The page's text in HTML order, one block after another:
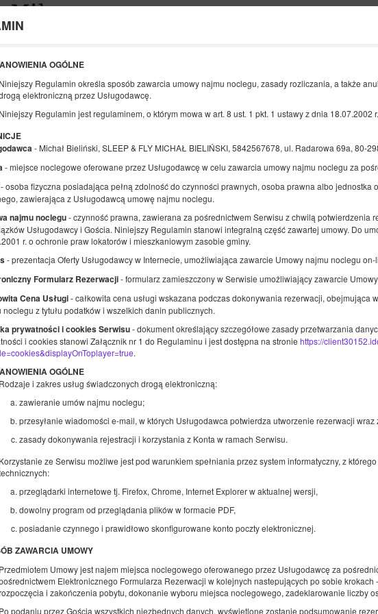
OGÓLNE
Niniejszy Regulamin określa sposób zawarcia umowy najmu noclegu, zasady rozliczania, a także
elektroniczną przez Usługodawcę.
Niniejszy Regulamin jest regulaminem, o którym mowa w art. 8 ust. 1 pkt. 1 ustawy z dnia 18.07.2002
- Michał Bieliński, SLEEP & FLY MICHAŁ BIELIŃSKI, 5842567678, ul. Radarowa 69a, 80-
- miejsce noclegowe oferowane przez Usługodawcę w celu zawarcia umowy najmu noclegu za
- osoba fizyczna posiadająca pełną zdolność do czynności prawnych, osoba prawna albo jednostka
zawierająca z Usługodawcą umowę najmu noclegu.
najmu noclegu- czynność prawna, zawierana za pośrednictwem Serwisu z chwilą potwierdzenia
Usługodawcy i Gościa. Niniejszy Regulamin stanowi integralną część zawartej umowy. Do
r. o ochronie praw lokatorów i mieszkaniowym zasobie gminy.
- prezentacja Oferty Usługodawcy w Internecie, umożliwiająca zawarcie Umowy najmu noclegu on-
Formularz Rezerwacji- formularz zamieszczony w Serwisie umożliwiający zawarcie
Cena Usługi- całkowita cena usługi wskazana podczas dokonywania rezerwacji,
noclegu z tytułu podatków i wszelkich danin publicznych.
prywatności i cookies Serwisu- dokument określający szczegółowe zasady przetwarzania
i cookies stanowi Załącznik nr 1 do Regulaminu i jest dostępna na stronie https://
.
OGÓLNE
Rodzaje i zakres usług świadczonych drogą elektroniczną:
zawieranie umów najmu noclegu;
przesyłanie wiadomości e-mail, w których Usługodawca potwierdza utworzenie rezerwacji
zasady dokonywania rejestracji i korzystania z Konta w ramach Serwisu.
Korzystanie ze Serwisu możliwe jest pod warunkiem spełniania przez system informatyczny, z
przeglądarki internetowe tj. Firefox, Chrome, Internet Explorer w aktualnej wersji,
dowolny program od przeglądania plików w formacie PDF,
posiadanie czynnego i prawidłowo skonfigurowane konto poczty elektronicznej.
ZAWARCIA UMOWY
Przedmiotem Umowy jest najem miejsca noclegowego oferowanego przez Usługodawcę za
Elektronicznego Formularza Rezerwacji w kolejnych nastepujących po sobie krokach
i zakończenia pobytu, dokonanie wyboru miejsca noclegowego, zadeklarowanie liczby
Po podaniu przez Gościa wszystkich niezbędnych danych, wyświetlone zostanie podsumowanie
11
SIERPNIA
2
Wybierz ofertę Doprecyzuj rezerwację Potwierdź
Dostępna liczba: 1
2 osoby
pow. 12,00 m
1 łóżko podwójne (Double)
Udostępnij
1 łóżko podwójne (Double), 2 łóżka pojedyncze
gościa
Śniadanie
Udostępnij
Dostępna liczba: 4
2 osoby
pow. 16,00 m2
1 sypialnia